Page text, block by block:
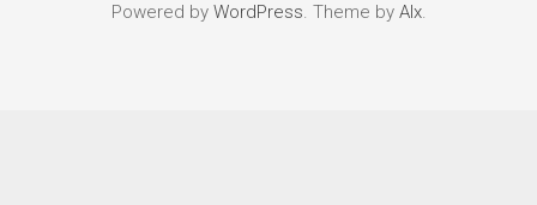
Powered by WordPress. Theme by Alx.